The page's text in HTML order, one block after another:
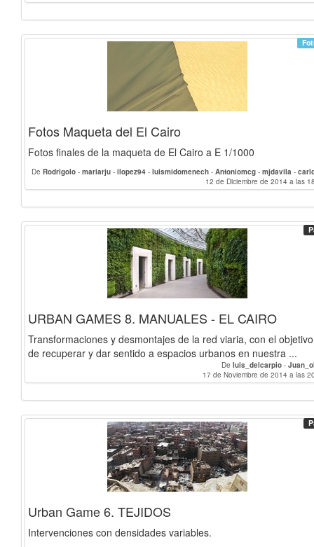
Fotos Maqueta del El Cairo
Fotos finales de la maqueta de El Cairo a E 1/1000
De Rodrigolo - mariarju - ilopez94 - luismidomenech - Antoniomcg - mjdavila -
martaesse -mariiagamez-
Juan_oliva-RaquelCR-Beatriz.MC-Oscar_GF-angelagg-
12 de Diciembre de 2014 a las
URBAN GAMES 8. MANUALES - EL CAIRO
Transformaciones y desmontajes de la red viaria, con el objetivo
de recuperar y dar sentido a espacios urbanos en nuestra ...
De luis_delcarpio -
17 de Noviembre de 2014 a las
Urban Game 6. TEJIDOS
Intervenciones con densidades variables.